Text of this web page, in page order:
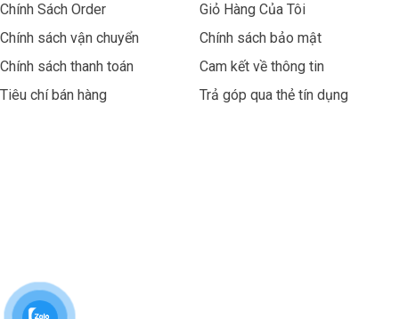
————————————————————————–
Liên hệ: 0707.206.888
Chính Sách Order
Chính sách vận chuyển
Chính sách thanh toán
Tiêu chí bán hàng
Giỏ Hàng Của Tôi
Chính sách bảo mật
Cam kết về thông tin
Trả góp qua thẻ tín dụng